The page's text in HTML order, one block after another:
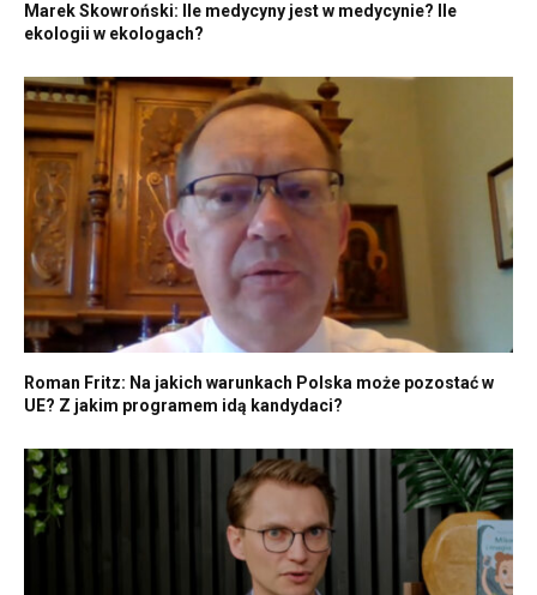
Marek Skowroński: Ile medycyny jest w medycynie? Ile
ekologii w ekologach?
Roman Fritz: Na jakich warunkach Polska może pozostać w
UE? Z jakim programem idą kandydaci?